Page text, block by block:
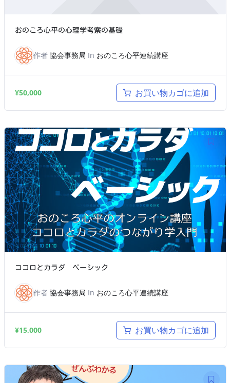
おのころ心平の心理学考察の基礎
作者 協会事務局 In おのころ心平連続講座
¥50,000 お買い物カゴに追加
ココロとカラダ ベーシック
作者 協会事務局 In おのころ心平連続講座
¥15,000 お買い物カゴに追加